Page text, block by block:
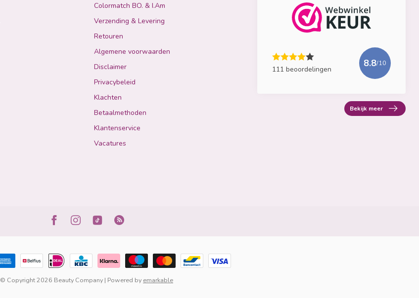
Colormatch BO. & I.Am
Verzending & Levering
Retouren
Algemene voorwaarden
Disclaimer
Privacybeleid
Klachten
Betaalmethoden
Klantenservice
Vacatures
111 beoordelingen
8.8/10
Bekijk meer
© Copyright 2026 Beauty Company | Powered by emarkable